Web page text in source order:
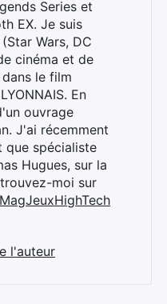
Series et
EX. Je suis
Wars, DC
cinéma et de
le film
En
ouvrage
J'ai récemment
que spécialiste
Hugues, sur la
moi sur
l'auteur